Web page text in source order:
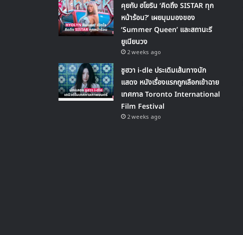
คุยกับ ฮโยริน ‘คิดถึง SISTAR ทุก
หน้าร้อน?’ เผยมุมมองของ
‘Summer Queen’ และสถานะรี
ยูเนียนวง
2 weeks ago
ชูฮวา i-dle ประเดิมเส้นทางนัก
แสดง หนังเรื่องแรกถูกเลือกเข้าฉาย
เทศกาล Toronto International
Film Festival
2 weeks ago